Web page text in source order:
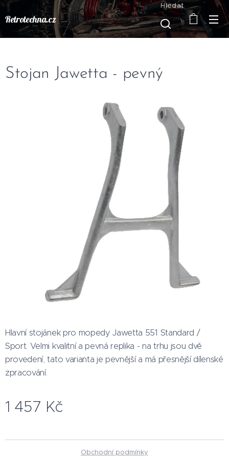
Retrotechna.cz
Hledat
Stojan Jawetta - pevný
Hlavní stojánek pro mopedy Jawetta 551 Standard /
Sport. Velmi kvalitní a pevná replika - na trhu jsou dvě
provedení, tato varianta je pevnější a má přesnější dílenské
zpracování.
1 457 Kč
Obchodní podmínky